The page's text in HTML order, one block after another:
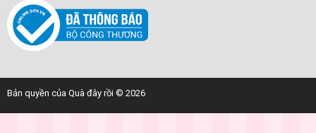
Bản quyền của Quà đây rồi © 2026